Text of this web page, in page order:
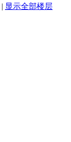
| 显示全部楼层